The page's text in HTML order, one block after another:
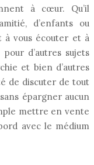
à cœur. Qu’il
d’enfants ou
à vous écouter et à
d’autres sujets
et bien d’autres
de discuter de tout
épargner aucun
mettre en vente
avec le médium